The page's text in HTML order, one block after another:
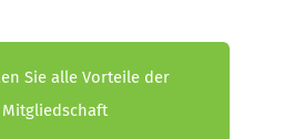
Sie alle Vorteile der
Mitgliedschaft